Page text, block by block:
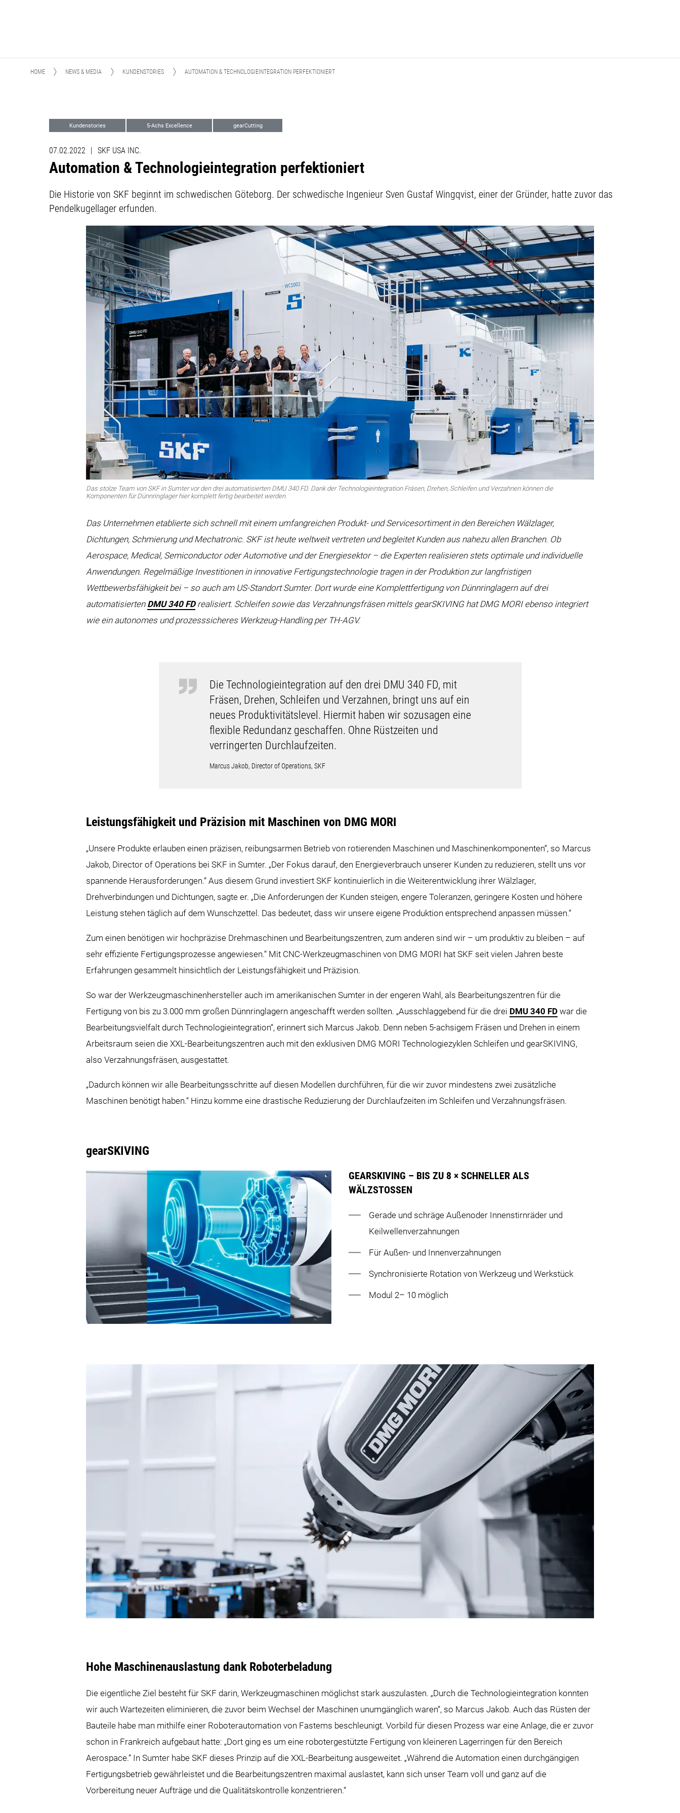
HOME NEWS & MEDIA KUNDENSTORIES AUTOMATION & TECHNOLOGIEINTEGRATION PERFEKTIONIERT
Kundenstories 5-Achs Excellence gearCutting
07.02.2022 | SKF USA INC.
Automation & Technologieintegration perfektioniert
Die Historie von SKF beginnt im schwedischen Göteborg. Der schwedische Ingenieur Sven Gustaf Wingqvist, einer der Gründer, hatte zuvor das
Pendelkugellager erfunden.
Das stolze Team von SKF in Sumter vor den drei automatisierten DMU 340 FD. Dank der Technologieintegration Fräsen, Drehen, Schleifen und Verzahnen können die
Komponenten für Dünnringlager hier komplett fertig bearbeitet werden.
Das Unternehmen etablierte sich schnell mit einem umfangreichen Produkt- und Servicesortiment in den Bereichen Wälzlager,
Dichtungen, Schmierung und Mechatronic. SKF ist heute weltweit vertreten und begleitet Kunden aus nahezu allen Branchen. Ob
Aerospace, Medical, Semiconductor oder Automotive und der Energiesektor – die Experten realisieren stets optimale und individuelle
Anwendungen. Regelmäßige Investitionen in innovative Fertigungstechnologie tragen in der Produktion zur langfristigen
Wettbewerbsfähigkeit bei – so auch am US-Standort Sumter. Dort wurde eine Komplettfertigung von Dünnringlagern auf drei
automatisierten DMU 340 FDrealisiert. Schleifen sowie das Verzahnungsfräsen mittels gearSKIVING hat DMG MORI ebenso integriert
wie ein autonomes und prozesssicheres Werkzeug-Handling per TH-AGV.
Die Technologieintegration auf den drei DMU 340 FD, mit
Fräsen, Drehen, Schleifen und Verzahnen, bringt uns auf ein
neues Produktivitätslevel. Hiermit haben wir sozusagen eine
flexible Redundanz geschaffen. Ohne Rüstzeiten und
verringerten Durchlaufzeiten.
Marcus Jakob, Director of Operations, SKF
Leistungsfähigkeit und Präzision mit Maschinen von DMG MORI
„Unsere Produkte erlauben einen präzisen, reibungsarmen Betrieb von rotierenden Maschinen und Maschinenkomponenten“, so Marcus
Jakob, Director of Operations bei SKF in Sumter. „Der Fokus darauf, den Energieverbrauch unserer Kunden zu reduzieren, stellt uns vor
spannende Herausforderungen.“ Aus diesem Grund investiert SKF kontinuierlich in die Weiterentwicklung ihrer Wälzlager,
Drehverbindungen und Dichtungen, sagte er. „Die Anforderungen der Kunden steigen, engere Toleranzen, geringere Kosten und höhere
Leistung stehen täglich auf dem Wunschzettel. Das bedeutet, dass wir unsere eigene Produktion entsprechend anpassen müssen.“
Zum einen benötigen wir hochpräzise Drehmaschinen und Bearbeitungszentren, zum anderen sind wir – um produktiv zu bleiben – auf
sehr effiziente Fertigungsprozesse angewiesen.“ Mit CNC-Werkzeugmaschinen von DMG MORI hat SKF seit vielen Jahren beste
Erfahrungen gesammelt hinsichtlich der Leistungsfähigkeit und Präzision.
So war der Werkzeugmaschinenhersteller auch im amerikanischen Sumter in der engeren Wahl, als Bearbeitungszentren für die
Fertigung von bis zu 3.000 mm großen Dünnringlagern angeschafft werden sollten. „Ausschlaggebend für die drei DMU 340 FD war die
Bearbeitungsvielfalt durch Technologieintegration“, erinnert sich Marcus Jakob. Denn neben 5-achsigem Fräsen und Drehen in einem
Arbeitsraum seien die XXL-Bearbeitungszentren auch mit den exklusiven DMG MORI Technologiezyklen Schleifen und gearSKIVING,
also Verzahnungsfräsen, ausgestattet.
„Dadurch können wir alle Bearbeitungsschritte auf diesen Modellen durchführen, für die wir zuvor mindestens zwei zusätzliche
Maschinen benötigt haben.“ Hinzu komme eine drastische Reduzierung der Durchlaufzeiten im Schleifen und Verzahnungsfräsen.
gearSKIVING
GEARSKIVING – BIS ZU 8 × SCHNELLER ALS
WÄLZSTOSSEN
Gerade und schräge Außenoder Innenstirnräder und
Keilwellenverzahnungen
Für Außen- und Innenverzahnungen
Synchronisierte Rotation von Werkzeug und Werkstück
Modul 2– 10 möglich
Hohe Maschinenauslastung dank Roboterbeladung
Die eigentliche Ziel besteht für SKF darin, Werkzeugmaschinen möglichst stark auszulasten. „Durch die Technologieintegration konnten
wir auch Wartezeiten eliminieren, die zuvor beim Wechsel der Maschinen unumgänglich waren“, so Marcus Jakob. Auch das Rüsten der
Bauteile habe man mithilfe einer Roboterautomation von Fastems beschleunigt. Vorbild für diesen Prozess war eine Anlage, die er zuvor
schon in Frankreich aufgebaut hatte: „Dort ging es um eine robotergestützte Fertigung von kleineren Lagerringen für den Bereich
Aerospace.“ In Sumter habe SKF dieses Prinzip auf die XXL-Bearbeitung ausgeweitet. „Während die Automation einen durchgängigen
Fertigungsbetrieb gewährleistet und die Bearbeitungszentren maximal auslastet, kann sich unser Team voll und ganz auf die
Vorbereitung neuer Aufträge und die Qualitätskontrolle konzentrieren.“